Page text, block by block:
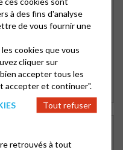
à des fins d'analyse
de vous fournir une
cookies que vous
cliquer sur
accepter tous les
accepter et continuer".
Tout refuser
retrouvés à tout